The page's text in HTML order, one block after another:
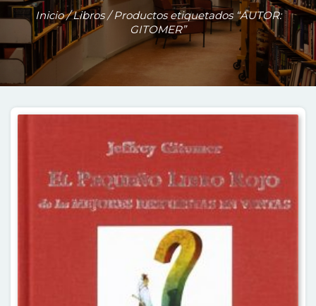
Inicio/Libros/ Productos etiquetados “AUTOR:
GITOMER”